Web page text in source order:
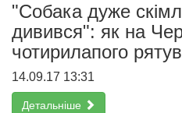
"Собака дуже
дивився": як на
чотирилапого
14.09.17 13:31
Детальніше